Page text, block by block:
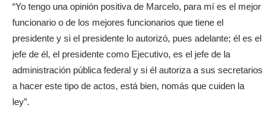
“Yo tengo una opinión positiva de Marcelo, para mí es el mejor
funcionario o de los mejores funcionarios que tiene el
presidente y si el presidente lo autorizó, pues adelante; él es el
jefe de él, el presidente como Ejecutivo, es el jefe de la
administración pública federal y si él autoriza a sus secretarios
a hacer este tipo de actos, está bien, nomás que cuiden la
ley”.